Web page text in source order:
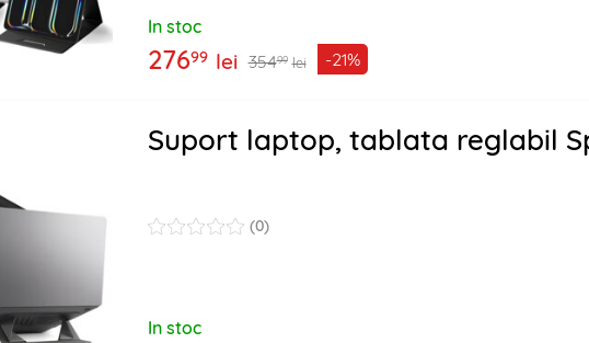
In stoc
27699 lei 35499 lei -21%
Suport laptop, tablata reglabil
(0)
In stoc